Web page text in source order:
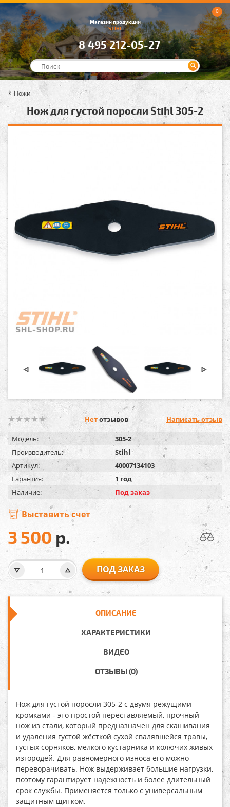
Магазин продукции
STIHL
8 495 212-05-27
0
Ножи
Нож для густой поросли Stihl 305-2
Нетотзывов Написать отзыв
Модель:
305-2
Производитель:
Stihl
Артикул:
40007134103
Гарантия:
1 год
Наличие:
Под заказ
Выставить счет
3 500 р.
ПОД ЗАКАЗ
ОПИСАНИЕ
ХАРАКТЕРИСТИКИ
ВИДЕО
ОТЗЫВЫ (0)
Нож для густой поросли 305-2 с двумя режущими
кромками - это простой переставляемый, прочный
нож из стали, который предназначен для скашивания
и удаления густой жёсткой сухой свалявшейся травы,
густых сорняков, мелкого кустарника и колючих живых
изгородей. Для равномерного износа его можно
переворачивать. Нож выдерживает большие нагрузки,
поэтому гарантирует надежность и более длительный
срок службы. Применяется только с универсальным
защитным щитком.